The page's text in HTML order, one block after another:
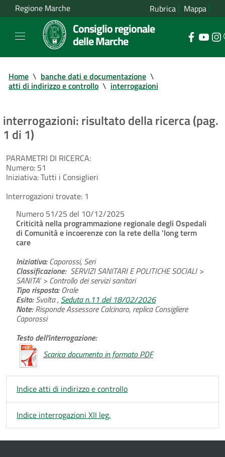
Regione Marche Rubrica Mappa
Consiglio regionale
delle Marche
Home \ banche dati e documentazione \
atti di indirizzo e controllo \ interrogazioni
interrogazioni: risultato della ricerca (pag.
1 di 1)
PARAMETRI DI RICERCA:
Numero: 51
Iniziativa:Tutti i Consiglieri
Interrogazioni trovate: 1
Numero 51/25 del 10/12/2025
Criticità nella programmazione regionale degli Ospedali
di Comunità e incoerenze con la rete della 'long term
care
Iniziativa:Caporossi, Seri
Classificazione: SERVIZI SANITARI E POLITICHE SOCIALI >
SANITA' > Controllo dei servizi sanitari
Tipo risposta:Orale
Esito:Svolta , Seduta n.11 del 18/02/2026
Note:Risponde Assessore Calcinaro, replica Consigliere
Caporossi
Testo dell'interrogazione:
Scarica documento in formato PDF
Indice atti di indirizzo e controllo
Indice interrogazioni XII leg.